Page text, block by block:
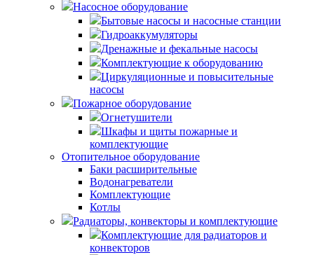
Насосное оборудование
Бытовые насосы и насосные станции
Гидроаккумуляторы
Дренажные и фекальные насосы
Комплектующие к оборудованию
Циркуляционные и повысительные
насосы
Пожарное оборудование
Огнетушители
Шкафы и щиты пожарные и
комплектующие
Отопительное оборудование
Баки расширительные
Водонагреватели
Комплектующие
Котлы
Радиаторы, конвекторы и комплектующие
Комплектующие для радиаторов и
конвекторов